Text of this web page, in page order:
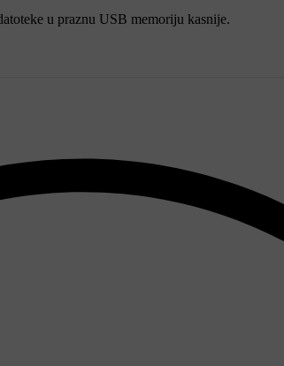
u praznu USB memoriju kasnije.